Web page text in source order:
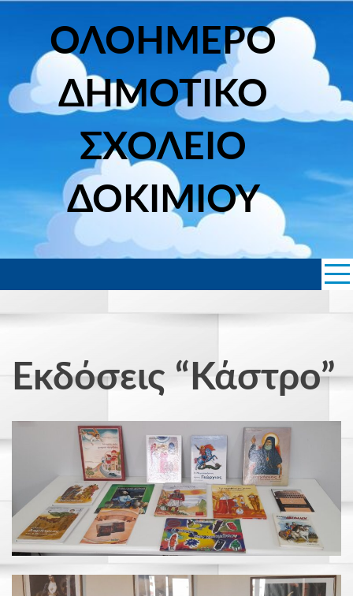
Skip
ΟΛΟΗΜΕΡΟ
ΔΗΜΟΤΙΚΟ
ΣΧΟΛΕΙΟ
ΔΟΚΙΜΙΟΥ
Εκδόσεις “Κάστρο”